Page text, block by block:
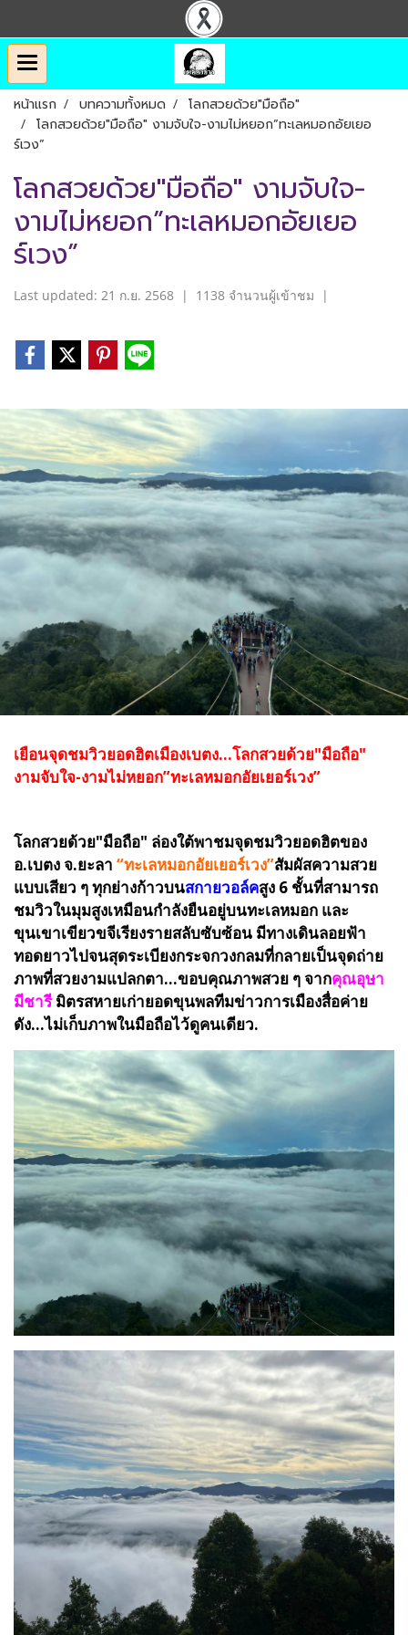
หน้าแรก บทความทั้งหมด
โลกสวยด้วย"มือถือ"
โลกสวยด้วย"มือถือ" งามจับใจ-งามไม่หยอก”ทะเลหมอกอัยเยอ
ร์เวง”
โลกสวยด้วย"มือถือ" งามจับใจ-
งามไม่หยอก”ทะเลหมอกอัยเยอ
ร์เวง”
Last updated: 21 ก.ย. 2568 | 1138 จำนวนผู้เข้าชม |
เยือนจุดชมวิวยอดฮิตเมืองเบตง...โลกสวยด้วย"มือถือ"
งามจับใจ-งามไม่หยอก”ทะเลหมอกอัยเยอร์เวง”
โลกสวยด้วย"มือถือ" ล่องใต้พาชมจุดชมวิวยอดฮิตของ
อ.เบตง จ.ยะลา “ทะเลหมอกอัยเยอร์เวง”สัมผัสความสวย
แบบเสียว ๆ ทุกย่างก้าวบนสกายวอล์คสูง 6 ชั้นที่สามารถ
ชมวิวในมุมสูงเหมือนกำลังยืนอยู่บนทะเลหมอก และ
ขุนเขาเขียวขจีเรียงรายสลับซับซ้อน มีทางเดินลอยฟ้า
ทอดยาวไปจนสุดระเบียงกระจกวงกลมที่กลายเป็นจุดถ่าย
ภาพที่สวยงามแปลกตา...ขอบคุณภาพสวย ๆ จากคุณอุษา
มีชารีมิตรสหายเก่ายอดขุนพลทีมข่าวการเมืองสื่อค่าย
ดัง...ไม่เก็บภาพในมือถือไว้ดูคนเดียว.